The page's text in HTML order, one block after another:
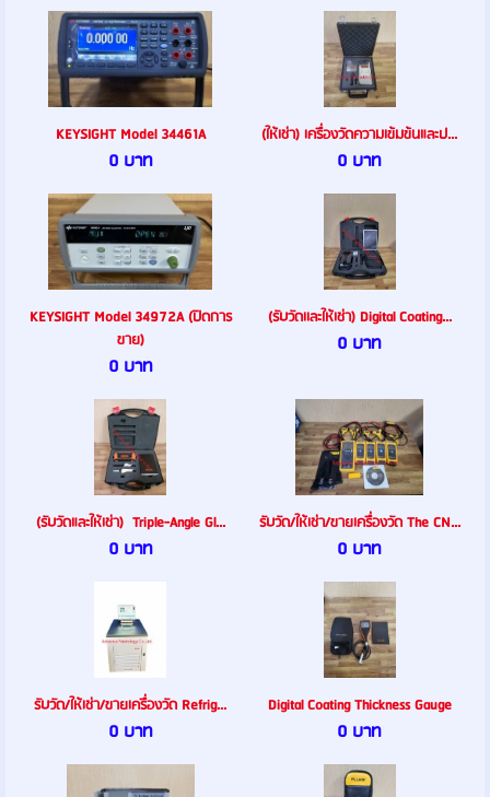
KEYSIGHT Model 34461A
0 บาท
(ให้เช่า) เครื่องวัดความเข้มข้นและป...
0 บาท
KEYSIGHT Model 34972A (ปิดการ
ขาย)
0 บาท
(รับวัดเเละให้เช่า) Digital Coating...
0 บาท
(รับวัดและให้เช่า) Triple-Angle Gl...
0 บาท
รับวัด/ให้เช่า/ขายเครื่องวัด The CN...
0 บาท
รับวัด/ให้เช่า/ขายเครื่องวัด Refrig...
0 บาท
Digital Coating Thickness Gauge
0 บาท